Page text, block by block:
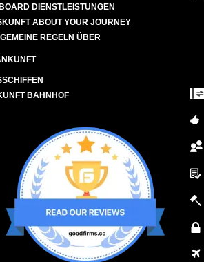
DIENSTLEISTUNGEN
ABOUT YOUR JOURNEY
REGELN ÜBER
BAHNHOF